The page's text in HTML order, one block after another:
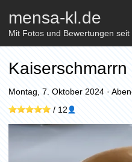
mensa-kl.de
Mit Fotos und Bewertungen seit
Montag, 7. Oktober 2024 ·
/ 12